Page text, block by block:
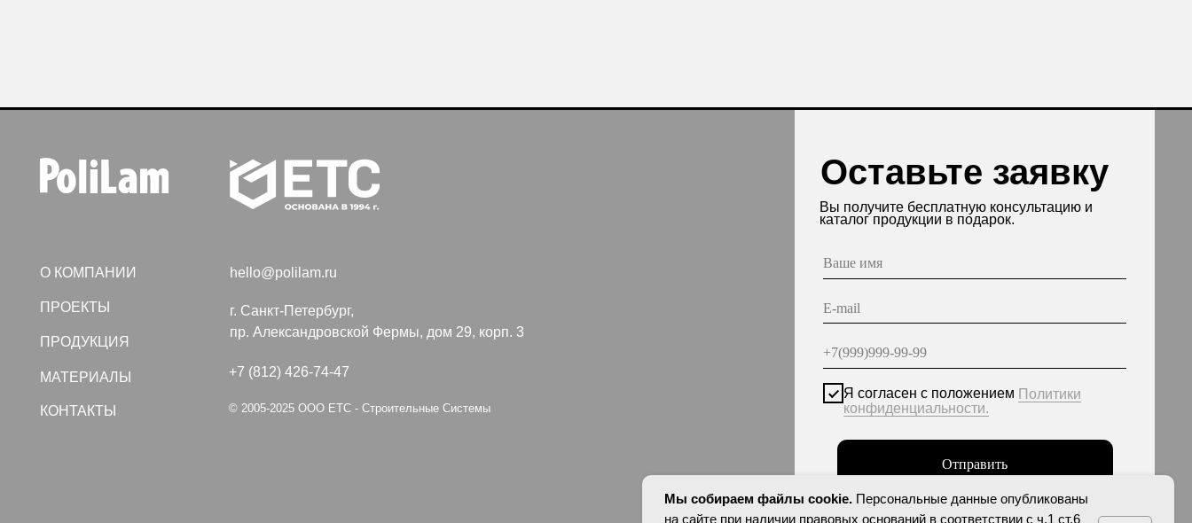
ПРОДУКЦИЯ
ПРОЕКТЫ
г. Санкт-Петербург,
пр. Александровской Фермы, дом 29, корп. 3
Отправить
Создание сайта VolkovGroup
Политика конфиденциальности
оснований в соответствии с ч.1 ст.6 и ст.10.1 152-ФЗ. Субъектами
установлены запреты на обработку неограниченных кругом лиц
опубликованных персональных данных.
Мы собираем файлы cookie. Персональные данные опубликованы
на сайте при наличии правовых оснований в соответствии с ч.1 ст.6